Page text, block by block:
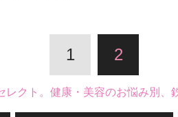
1 2
クト。健康・美容のお悩み別、